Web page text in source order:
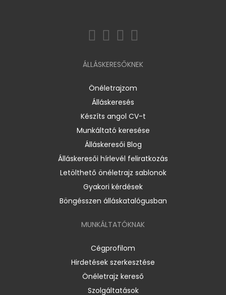
ÁLLÁSKERESŐKNEK
Önéletrajzom
Álláskeresés
Készíts angol CV-t
Munkáltató keresése
Álláskeresői Blog
Álláskeresői hírlevél feliratkozás
Letölthető önéletrajz sablonok
Gyakori kérdések
Böngésszen álláskatalógusban
MUNKÁLTATÓKNAK
Cégprofilom
Hirdetések szerkesztése
Önéletrajz kereső
Szolgáltatások